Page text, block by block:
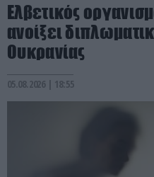
Ελβετικός
ανοίξει
Ουκρανίας
05.08.2026 | 18:55